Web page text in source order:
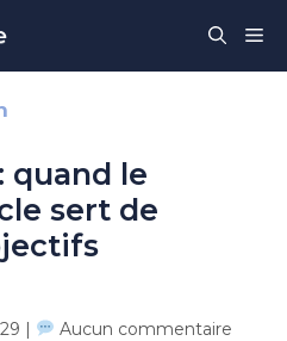
quand le
sert de
| Aucun commentaire